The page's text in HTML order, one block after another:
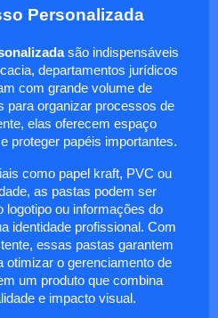
Personalizada
são indispensáveis
departamentos jurídicos
com grande volume de
para organizar processos de
elas oferecem espaço
proteger papéis importantes.
como papel kraft, PVC ou
as pastas podem ser
logotipo ou informações do
identidade profissional. Com
essas pastas garantem
otimizar o gerenciamento de
um produto que combina
e impacto visual.